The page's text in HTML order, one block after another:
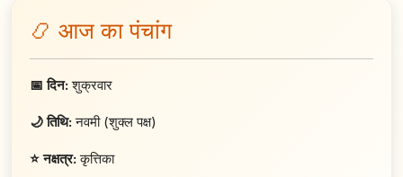
📿 आज का पंचांग
📅 दिन:शुक्रवार
🌙 तिथि:नवमी (शुक्ल पक्ष)
⭐ नक्षत्र:कृत्तिका